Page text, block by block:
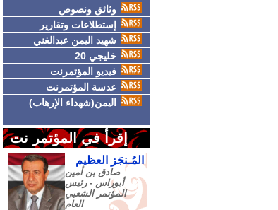
وثائق ونصوص
إستطلاعات وتقارير
شهيد اليمن عبدالغني
خليجي 20
فيديو المؤتمرنت
عدسة المؤتمرنت
اليمن(شهداء الإرهاب)
إقرأ في المؤتمر نت
المُـنجَز العظيم
صادق‮ ‬بن‮ ‬أمين‮
‬أبوراس - رئيس‮
‬المؤتمر‮ ‬الشعبي‮
‬العام